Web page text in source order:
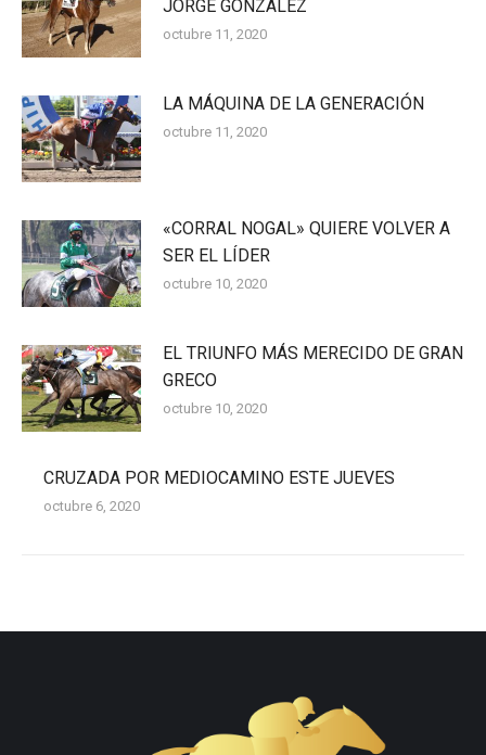
JORGE GONZÁLEZ
octubre 11, 2020
LA MÁQUINA DE LA GENERACIÓN
octubre 11, 2020
«CORRAL NOGAL» QUIERE VOLVER A
SER EL LÍDER
octubre 10, 2020
EL TRIUNFO MÁS MERECIDO DE GRAN
GRECO
octubre 10, 2020
CRUZADA POR MEDIOCAMINO ESTE JUEVES
octubre 6, 2020